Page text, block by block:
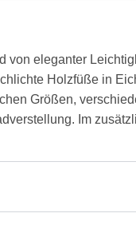
von eleganter
Holzfüße in
Größen,
Im